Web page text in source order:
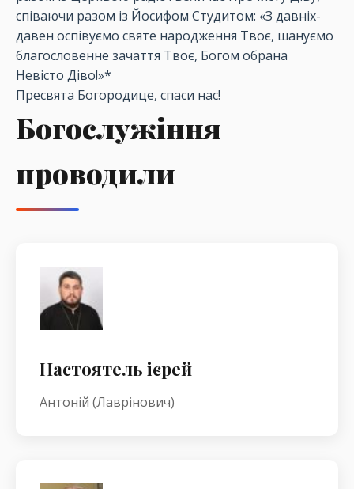
співаючи разом із Йосифом Студитом: «З давніх-
давен оспівуємо святе народження Твоє, шануємо
благословенне зачаття Твоє, Богом обрана
Невісто Діво!»*
Пресвята Богородице, спаси нас!
Богослужіння
проводили
Настоятель ієрей
Антоній (Лаврінович)